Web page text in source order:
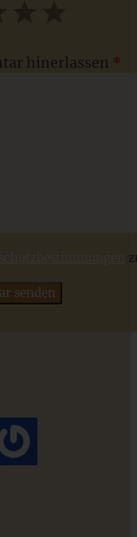
hinerlassen *